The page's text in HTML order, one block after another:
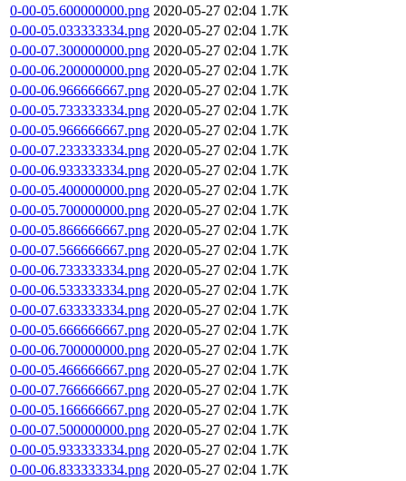
0-00-05.600000000.png 2020-05-27 02:04 1.7K
0-00-05.033333334.png 2020-05-27 02:04 1.7K
0-00-07.300000000.png 2020-05-27 02:04 1.7K
0-00-06.200000000.png 2020-05-27 02:04 1.7K
0-00-06.966666667.png 2020-05-27 02:04 1.7K
0-00-05.733333334.png 2020-05-27 02:04 1.7K
0-00-05.966666667.png 2020-05-27 02:04 1.7K
0-00-07.233333334.png 2020-05-27 02:04 1.7K
0-00-06.933333334.png 2020-05-27 02:04 1.7K
0-00-05.400000000.png 2020-05-27 02:04 1.7K
0-00-05.700000000.png 2020-05-27 02:04 1.7K
0-00-05.866666667.png 2020-05-27 02:04 1.7K
0-00-07.566666667.png 2020-05-27 02:04 1.7K
0-00-06.733333334.png 2020-05-27 02:04 1.7K
0-00-06.533333334.png 2020-05-27 02:04 1.7K
0-00-07.633333334.png 2020-05-27 02:04 1.7K
0-00-05.666666667.png 2020-05-27 02:04 1.7K
0-00-06.700000000.png 2020-05-27 02:04 1.7K
0-00-05.466666667.png 2020-05-27 02:04 1.7K
0-00-07.766666667.png 2020-05-27 02:04 1.7K
0-00-05.166666667.png 2020-05-27 02:04 1.7K
0-00-07.500000000.png 2020-05-27 02:04 1.7K
0-00-05.933333334.png 2020-05-27 02:04 1.7K
0-00-06.833333334.png 2020-05-27 02:04 1.7K